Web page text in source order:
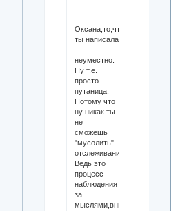
Оксана,то,что
ты написала
-
неуместно.
Ну т.е.
просто
путаница.
Потому что
ну никак ты
не
сможешь
"мусолить"
отслеживание.
Ведь это
процесс
наблюдения
за
мыслями,внимание